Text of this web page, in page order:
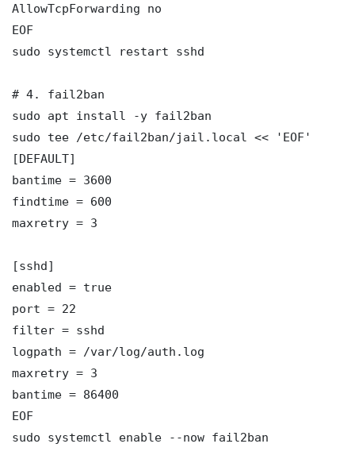
AllowTcpForwarding no
EOF
sudo systemctl restart sshd
# 4. fail2ban
sudo apt install -y fail2ban
sudo tee /etc/fail2ban/jail.local << 'EOF'
[DEFAULT]
bantime = 3600
findtime = 600
maxretry = 3
[sshd]
enabled = true
port = 22
filter = sshd
logpath = /var/log/auth.log
maxretry = 3
bantime = 86400
EOF
sudo systemctl enable --now fail2ban